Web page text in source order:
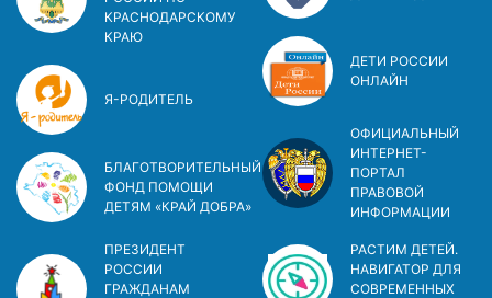
КРАСНОДАРСКОМУ
КРАЮ
Я-РОДИТЕЛЬ
БЛАГОТВОРИТЕЛЬНЫЙ
ФОНД ПОМОЩИ
ДЕТЯМ «КРАЙ ДОБРА»
ПРЕЗИДЕНТ
РОССИИ
ГРАЖДАНАМ
ДЕТИ РОССИИ
ОНЛАЙН
ОФИЦИАЛЬНЫЙ
ИНТЕРНЕТ-
ПОРТАЛ
ПРАВОВОЙ
ИНФОРМАЦИИ
РАСТИМ ДЕТЕЙ.
НАВИГАТОР ДЛЯ
СОВРЕМЕННЫХ